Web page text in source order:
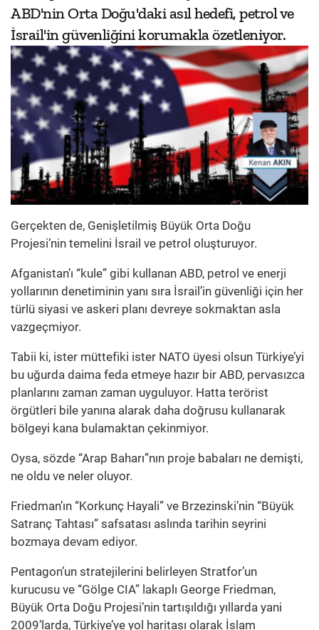
ABD'nin Orta Doğu'daki asıl hedefi, petrol ve
İsrail'in güvenliğini korumakla özetleniyor.
Gerçekten de, Genişletilmiş Büyük Orta Doğu
Projesi’nin temelini İsrail ve petrol oluşturuyor.
Afganistan’ı “kule” gibi kullanan ABD, petrol ve enerji
yollarının denetiminin yanı sıra İsrail’in güvenliği için her
türlü siyasi ve askeri planı devreye sokmaktan asla
vazgeçmiyor.
Tabii ki, ister müttefiki ister NATO üyesi olsun Türkiye’yi
bu uğurda daima feda etmeye hazır bir ABD, pervasızca
planlarını zaman zaman uyguluyor. Hatta terörist
örgütleri bile yanına alarak daha doğrusu kullanarak
bölgeyi kana bulamaktan çekinmiyor.
Oysa, sözde “Arap Baharı”nın proje babaları ne demişti,
ne oldu ve neler oluyor.
Friedman’ın “Korkunç Hayali” ve Brzezinski’nin “Büyük
Satranç Tahtası” safsatası aslında tarihin seyrini
bozmaya devam ediyor.
Pentagon’un stratejilerini belirleyen Stratfor’un
kurucusu ve “Gölge CIA” lakaplı George Friedman,
Büyük Orta Doğu Projesi’nin tartışıldığı yıllarda yani
2009’larda, Türkiye’ye yol haritası olarak İslam